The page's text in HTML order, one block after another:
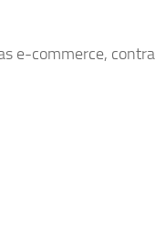
e-commerce,